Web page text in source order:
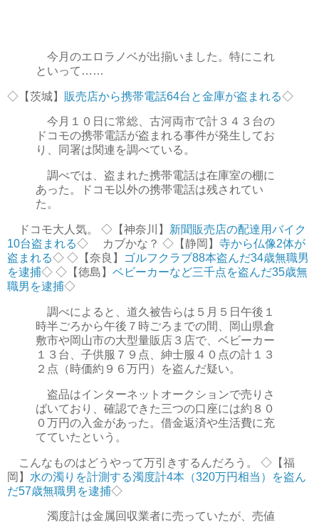
今月のエロラノベが出揃いました。特にこれ
といって……
◇【茨城】 販売店から携帯電話64台と金庫が盗まれる◇
今月１０日に常総、古河両市で計３４３台の
ドコモの携帯電話が盗まれる事件が発生してお
り、同署は関連を調べている。
調べでは、盗まれた携帯電話は在庫室の棚に
あった。ドコモ以外の携帯電話は残されてい
た。
ドコモ大人気。 ◇【神奈川】 新聞販売店の配達用バイク
10台盗まれる◇ カブかな？ ◇【静岡】 寺から仏像2体が
盗まれる◇ ◇【奈良】
ゴルフクラブ88本盗んだ34歳無職男
を逮捕◇ ◇【徳島】 ベビーカーなど三千点を盗んだ35歳無
職男を逮捕◇
調べによると、道久被告らは５月５日午後１
時半ごろから午後７時ごろまでの間、岡山県倉
敷市や岡山市の大型量販店３店で、ベビーカー
１３台、子供服７９点、紳士服４０点の計１３
２点（時価約９６万円）を盗んだ疑い。
盗品はインターネットオークションで売りさ
ばいており、確認できた三つの口座には約８０
０万円の入金があった。借金返済や生活費に充
てていたという。
こんなものはどうやって万引きするんだろう。 ◇【福
岡】 水の濁りを計測する濁度計4本（320万円相当）を盗ん
だ57歳無職男を逮捕◇
濁度計は金属回収業者に売っていたが、売値